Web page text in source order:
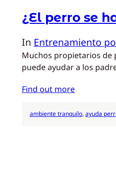
¿El perro se
In Entrenamiento
Muchos propietarios de
puede ayudar a los
Find out more
ambiente tranquilo, ayuda